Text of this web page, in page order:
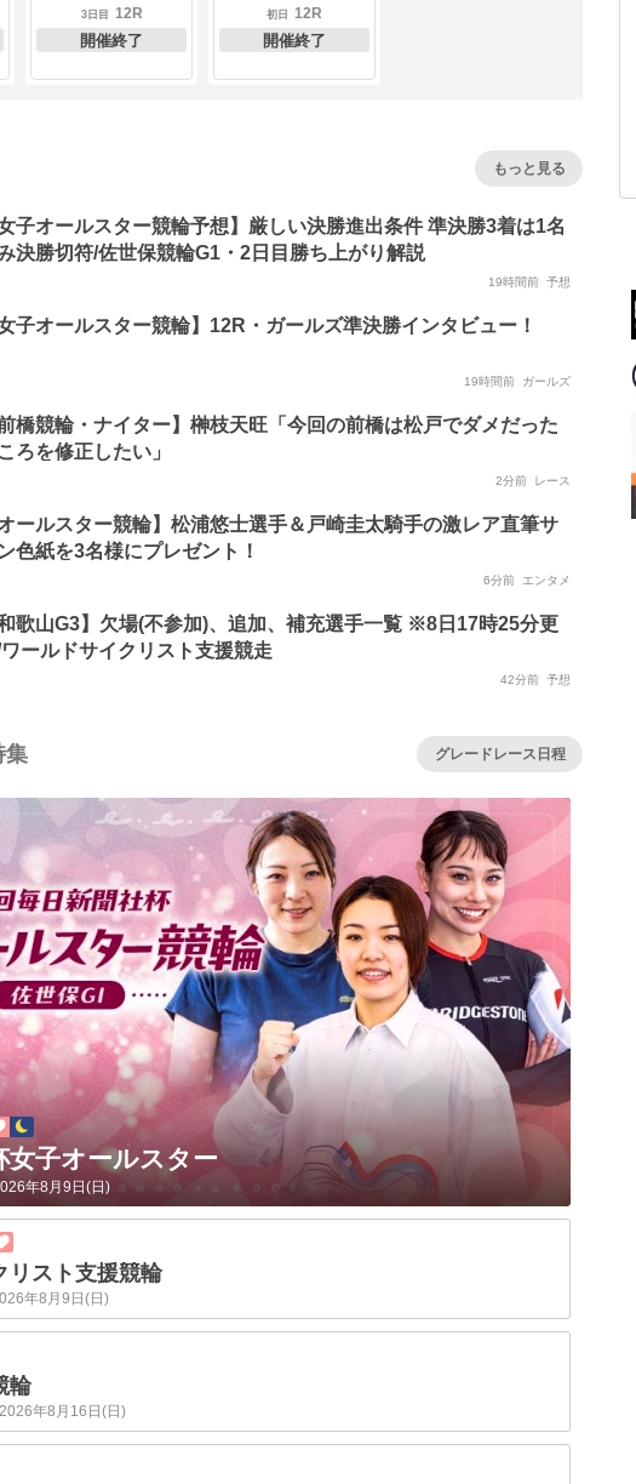
3日目 12R
開催終了
初日 12R
開催終了
もっと見る
女子オールスター競輪予想】厳しい決勝進出条件 準決勝3着は1名
決勝切符/佐世保競輪G1・2日目勝ち上がり解説
19時間前 予想
女子オールスター競輪】12R・ガールズ準決勝インタビュー！
19時間前 ガールズ
前橋競輪・ナイター】榊枝天旺「今回の前橋は松戸でダメだった
ろを修正したい」
2分前 レース
オールスター競輪】松浦悠士選手＆戸崎圭太騎手の激レア直筆サ
色紙を3名様にプレゼント！
6分前 エンタメ
和歌山G3】欠場(不参加)、追加、補充選手一覧 ※8日17時25分更
ールドサイクリスト支援競走
42分前 予想
集 グレードレース日程
女子オールスター
年8月9日(日)
リスト支援競輪
年8月9日(日)
輪
年8月16日(日)